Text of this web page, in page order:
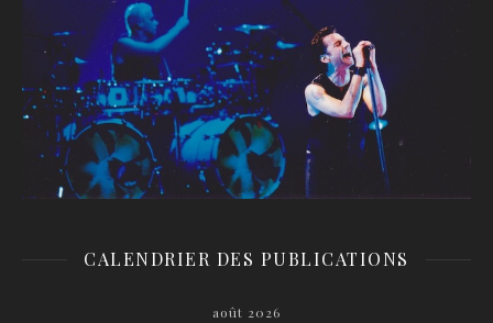
CALENDRIER DES PUBLICATIONS
août 2026